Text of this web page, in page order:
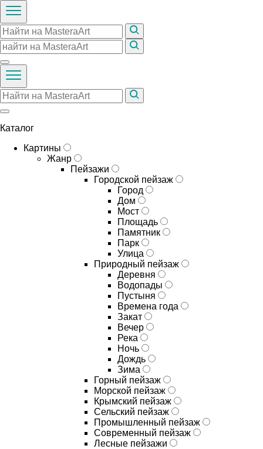
Каталог
Картины
Жанр
Пейзажи
Городской пейзаж
Город
Дом
Мост
Площадь
Памятник
Парк
Улица
Природный пейзаж
Деревня
Водопады
Пустыня
Времена года
Закат
Вечер
Река
Ночь
Дождь
Зима
Горный пейзаж
Морской пейзаж
Крымский пейзаж
Сельский пейзаж
Промышленный пейзаж
Современный пейзаж
Лесные пейзажи